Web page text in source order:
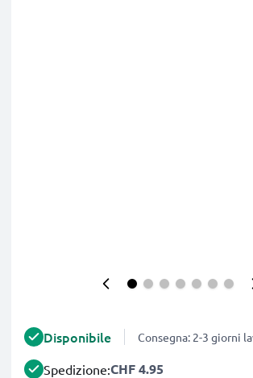
Disponibile Consegna: 2-3 giorni
Spedizione:CHF 4.95